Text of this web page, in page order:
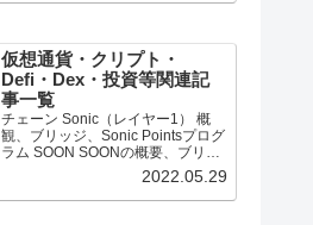
仮想通貨・クリプト・
Defi・Dex・投資等関連記
事一覧
チェーン Sonic（レイヤー1） 概
観、ブリッジ、Sonic Pointsプログ
ラム SOON SOONの概要、ブリッ
ジ方法（25/1月時点） ステーキン
グ ZEROBASE ZEROBASE...
2022.05.29